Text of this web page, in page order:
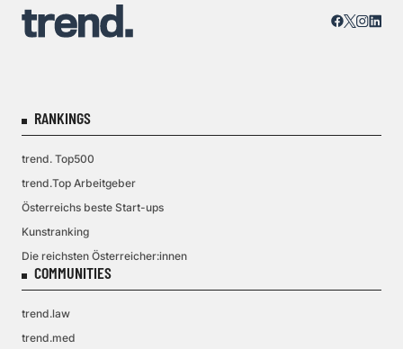
RANKINGS
trend. Top500
trend.Top Arbeitgeber
Österreichs beste Start-ups
Kunstranking
Die reichsten Österreicher:innen
COMMUNITIES
trend.law
trend.med